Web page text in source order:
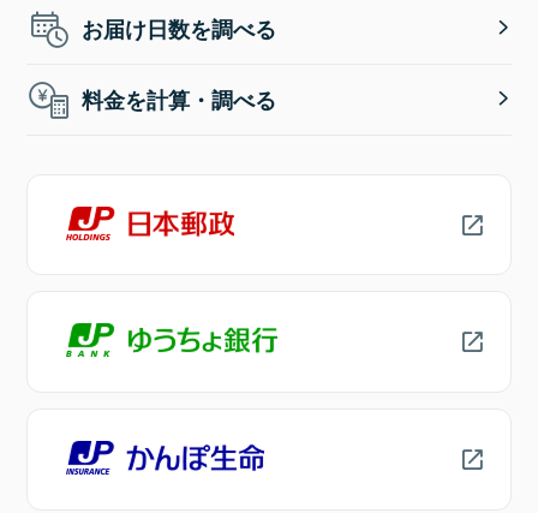
お届け日数を調べる
料金を計算・調べる